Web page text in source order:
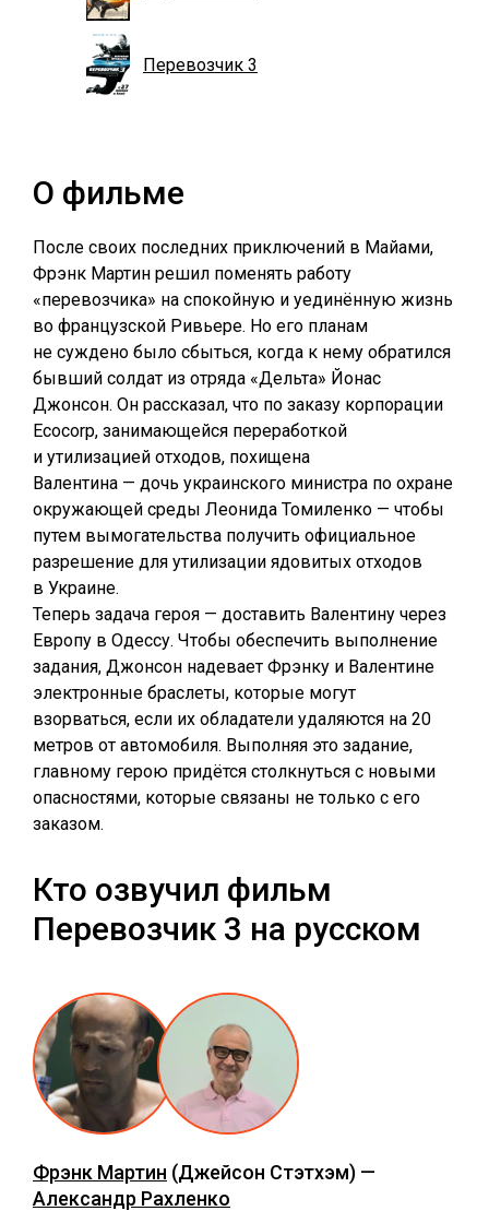
Перевозчик 3
О фильме
После своих последних приключений в Майами,
Фрэнк Мартин решил поменять работу
«перевозчика» на спокойную и уединённую жизнь
во французской Ривьере. Но его планам
не суждено было сбыться, когда к нему обратился
бывший солдат из отряда «Дельта» Йонас
Джонсон. Он рассказал, что по заказу корпорации
Ecocorp, занимающейся переработкой
и утилизацией отходов, похищена
Валентина — дочь украинского министра по охране
окружающей среды Леонида Томиленко — чтобы
путем вымогательства получить официальное
разрешение для утилизации ядовитых отходов
в Украине.
Теперь задача героя — доставить Валентину через
Европу в Одессу. Чтобы обеспечить выполнение
задания, Джонсон надевает Фрэнку и Валентине
электронные браслеты, которые могут
взорваться, если их обладатели удаляются на 20
метров от автомобиля. Выполняя это задание,
главному герою придётся столкнуться с новыми
опасностями, которые связаны не только с его
заказом.
Кто озвучил фильм
Перевозчик 3 на русском
Фрэнк Мартин (Джейсон Стэтхэм) —
Александр Рахленко